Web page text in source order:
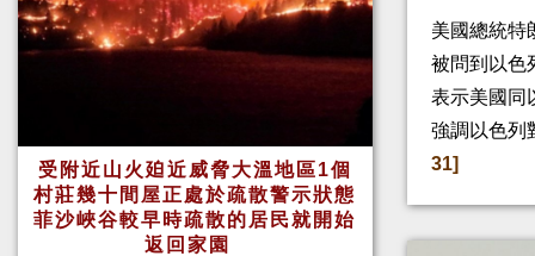
受附近山火廹近威脅大溫地區1個
村莊幾十間屋正處於疏散警示狀態
菲沙峽谷較早時疏散的居民就開始
返回家園
美國總統特
被問到以色
表示美國同
強調以色列
31]